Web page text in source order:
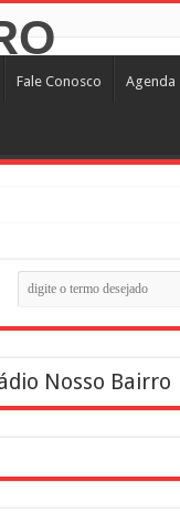
Fale Conosco Agenda
Nosso Bairro